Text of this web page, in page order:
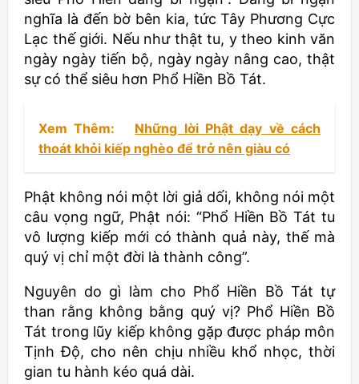
nghĩa là đến bờ bên kia, tức Tây Phương Cực
Lạc thế giới. Nếu như thật tu, y theo kinh văn
ngày ngày tiến bộ, ngày ngày nâng cao, thật
sự có thể siêu hơn Phổ Hiền Bồ Tát.
Xem Thêm:
Những lời Phật dạy về cách
thoát khỏi kiếp nghèo để trở nên giàu có
Phật không nói một lời giả dối, không nói một
câu vọng ngữ, Phật nói: “Phổ Hiền Bồ Tát tu
vô lượng kiếp mới có thành quả này, thế mà
quý vị chỉ một đời là thành công”.
Nguyên do gì làm cho Phổ Hiền Bồ Tát tự
than rằng không bằng quý vị? Phổ Hiền Bồ
Tát trong lũy kiếp không gặp được pháp môn
Tịnh Độ, cho nên chịu nhiều khổ nhọc, thời
gian tu hành kéo quá dài.